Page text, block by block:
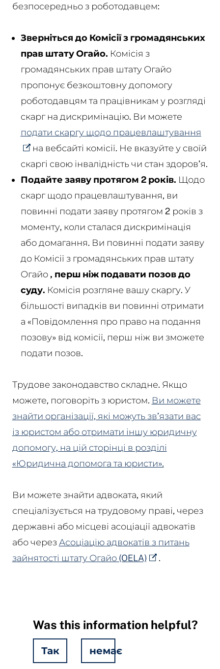
безпосередньо з роботодавцем:
Зверніться до Комісії з громадянських
прав штату Огайо. Комісія з
громадянських прав штату Огайо
пропонує безкоштовну допомогу
роботодавцям та працівникам у розгляді
скарг на дискримінацію. Ви можете
подати скаргу щодо працевлаштування
на вебсайті комісії. Не вказуйте у своїй
скаргі свою інвалідність чи стан здоров’я.
Подайте заяву протягом 2 років. Щодо
скарг щодо працевлаштування, ви
повинні подати заяву протягом 2 років з
моменту, коли сталася дискримінація
або домагання. Ви повинні подати заяву
до Комісії з громадянських прав штату
Огайо , перш ніж подавати позов до
суду. Комісія розгляне вашу скаргу. У
більшості випадків ви повинні отримати
а «Повідомлення про право на подання
позову» від комісії, перш ніж ви зможете
подати позов.
Трудове законодавство складне. Якщо
можете, поговоріть з юристом. Ви можете
знайти організації, які можуть зв’язати вас
із юристом або отримати іншу юридичну
допомогу, на цій сторінці в розділі
«Юридична допомога та юристи».
Ви можете знайти адвоката, який
спеціалізується на трудовому праві, через
державні або місцеві асоціації адвокатів
або через Асоціацію адвокатів з питань
зайнятості штату Огайо (OELA)
.
Was this information helpful?
Так немає